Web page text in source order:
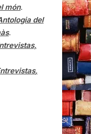
món.
del
.
,